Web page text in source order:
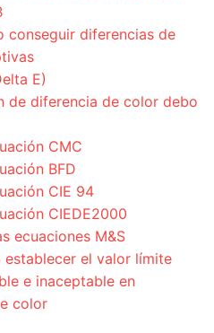
conseguir diferencias de
E)
de diferencia de color debo
CMC
BFD
CIE 94
CIEDE2000
ecuaciones M&S
establecer el valor límite
e inaceptable en
color